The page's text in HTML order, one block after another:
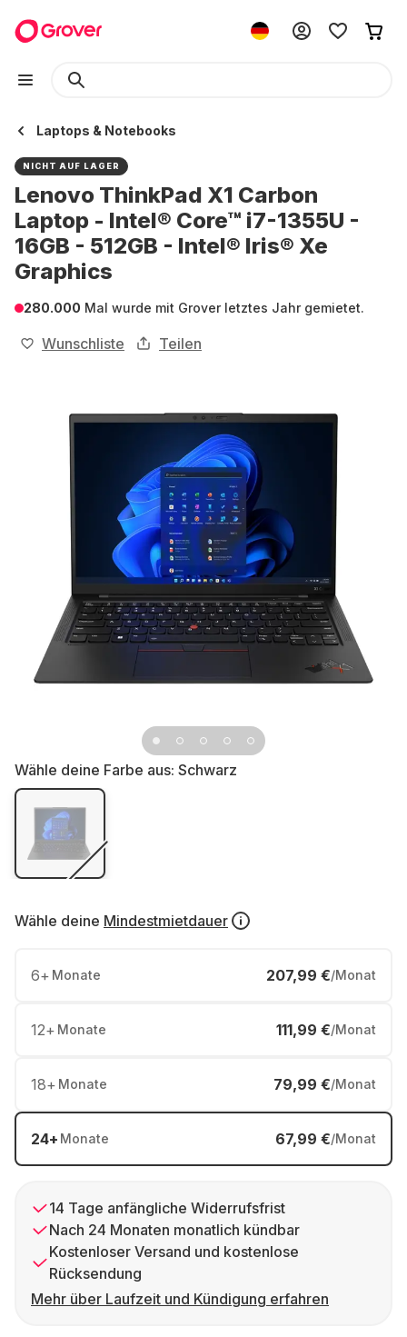
Laptops & Notebooks
NICHT AUF LAGER
Lenovo ThinkPad X1 Carbon
Laptop - Intel® Core™ i7-1355U -
16GB - 512GB - Intel® Iris® Xe
Graphics
280.000 Mal wurde mit Grover letztes Jahr gemietet.
Wunschliste Teilen
Wähle deine Farbe aus: Schwarz
Wähle deine Mindestmietdauer
6+ Monate 207,99 €/Monat
12+ Monate 111,99 €/Monat
18+ Monate 79,99 €/Monat
24+ Monate 67,99 €/Monat
14 Tage anfängliche Widerrufsfrist
Nach 24 Monaten monatlich kündbar
Kostenloser Versand und kostenlose
Rücksendung
Mehr über Laufzeit und Kündigung erfahren